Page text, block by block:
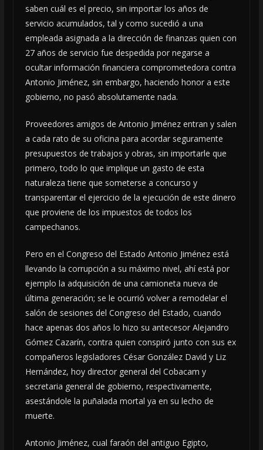
saben cuál es el precio, sin importar los años de
servicio acumulados, tal y como sucedió a una
empleada asignada a la dirección de finanzas quien con
27 años de servicio fue despedida por negarse a
ocultar información financiera comprometedora contra
Antonio Jiménez, sin embargo, haciendo honor a este
gobierno, no pasó absolutamente nada.
Proveedores amigos de Antonio Jiménez entran y salen
a cada rato de su oficina para acordar seguramente
presupuestos de trabajos y obras, sin importarle que
primero, todo lo que implique un gasto de esta
naturaleza tiene que someterse a concurso y
transparentar el ejercicio de la ejecución de este dinero
que proviene de los impuestos de todos los
campechanos.
Pero en el Congreso del Estado Antonio Jiménez está
llevando la corrupción a su máximo nivel, ahí está por
ejemplo la adquisición de una camioneta nueva de
última generación; se le ocurrió volver a remodelar el
salón de sesiones del Congreso del Estado, cuando
hace apenas dos años lo hizo su antecesor Alejandro
Gómez Cazarín, contra quien conspiró junto con sus ex
compañeros legisladores César González David y Liz
Hernández, hoy director general del Cobacam y
secretaria general de gobierno, respectivamente,
asestándole la puñalada mortal ya en su lecho de
muerte.
Antonio Jiménez, cual faraón del antiguo Egipto,